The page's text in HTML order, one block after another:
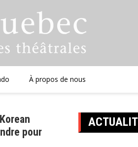
À propos de nous
pour